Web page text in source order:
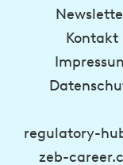
Kontakt
regulatory-
zeb-